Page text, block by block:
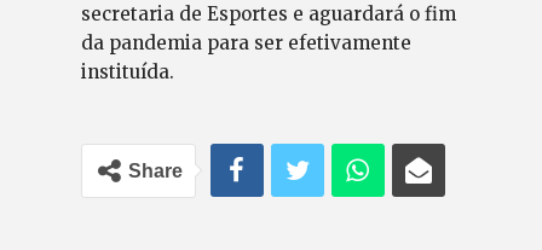
secretaria de Esportes e aguardará o fim
da pandemia para ser efetivamente
instituída.
Share